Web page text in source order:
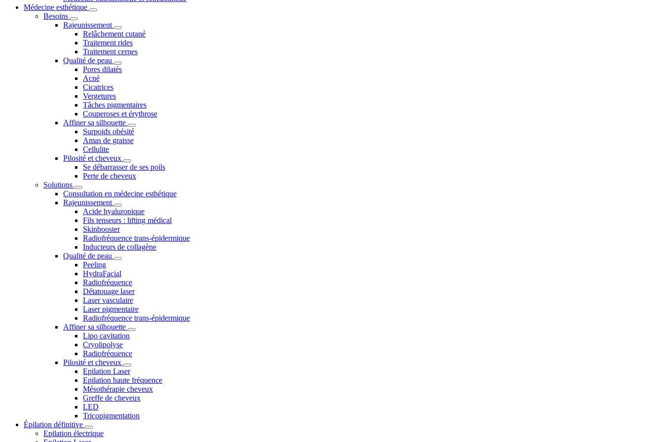
Médecine esthétique
Besoins
Rajeunissement
Relâchement cutané
Traitement rides
Traitement cernes
Qualité de peau
Pores dilatés
Acné
Cicatrices
Vergetures
Tâches pigmentaires
Couperoses et érythrose
Affiner sa silhouette
Surpoids obésité
Amas de graisse
Cellulite
Pilosité et cheveux
Se débarrasser de ses poils
Perte de cheveux
Solutions
Consultation en médecine esthétique
Rajeunissement
Acide hyaluronique
Fils tenseurs : lifting médical
Skinbooster
Radiofréquence trans-épidermique
Inducteurs de collagène
Qualité de peau
Peeling
HydraFacial
Radiofréquence
Détatouage laser
Laser vasculaire
Laser pigmentaire
Radiofréquence trans-épidermique
Affiner sa silhouette
Lipo cavitation
Cryolipolyse
Radiofréquence
Pilosité et cheveux
Epilation Laser
Epilation haute fréquence
Mésothérapie cheveux
Greffe de cheveux
LED
Tricopigmentation
Épilation définitive
Epilation électrique